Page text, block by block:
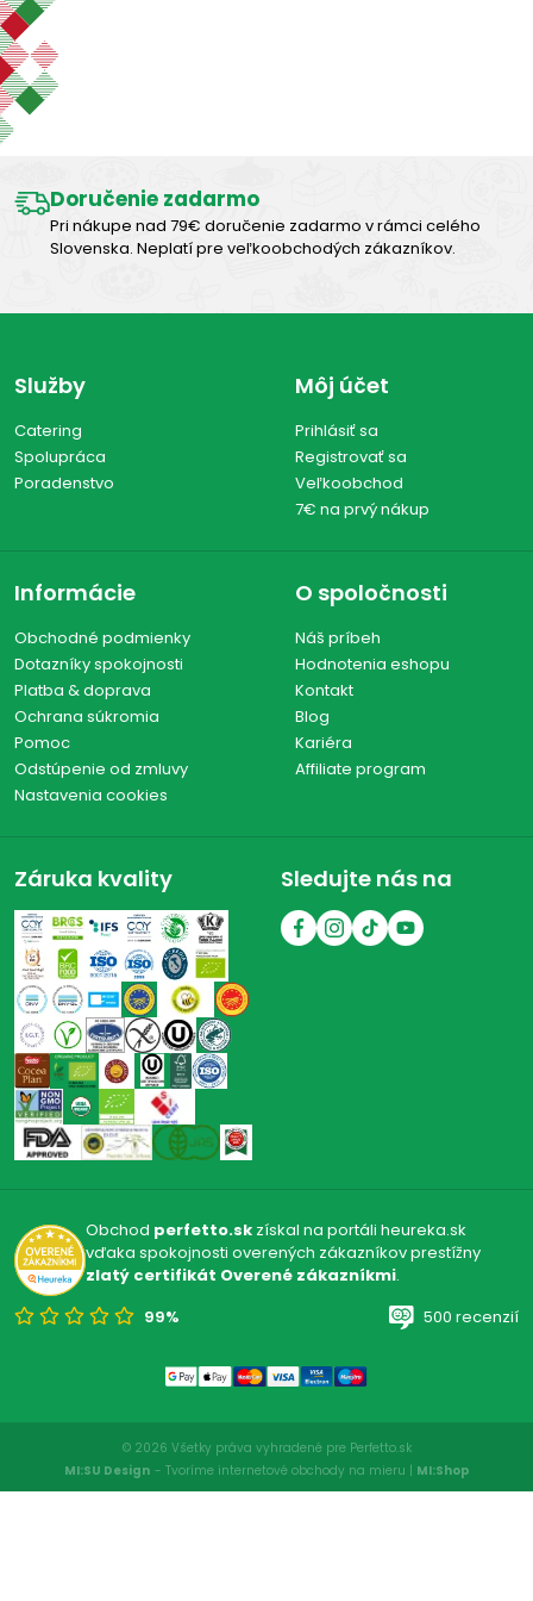
Doručenie zadarmo
Pri nákupe nad 79€ doručenie zadarmo v rámci celého
Slovenska. Neplatí pre veľkoobchodých zákazníkov.
Služby
Catering
Spolupráca
Poradenstvo
Môj účet
Prihlásiť sa
Registrovať sa
Veľkoobchod
7€ na prvý nákup
Informácie
Obchodné podmienky
Dotazníky spokojnosti
Platba & doprava
Ochrana súkromia
Pomoc
Odstúpenie od zmluvy
Nastavenia cookies
O spoločnosti
Náš príbeh
Hodnotenia eshopu
Kontakt
Blog
Kariéra
Affiliate program
Záruka kvality Sledujte nás na
Obchod perfetto.skzískal na portáli heureka.sk
vďaka spokojnosti overených zákazníkov prestížny
zlatý certifikát Overené zákazníkmi.
99%
500 recenzií
© 2026 Všetky práva vyhradené pre Perfetto.sk
MI:SU Design - Tvoríme internetové obchody na mieru | MI:Shop